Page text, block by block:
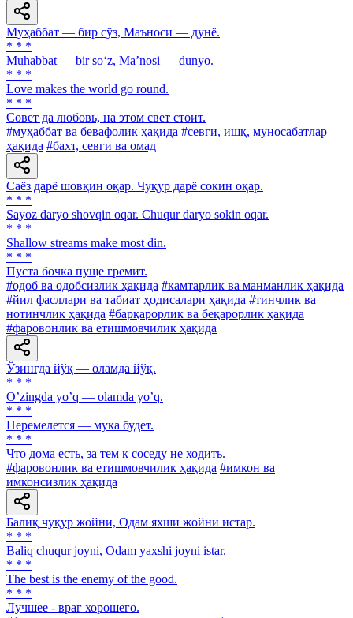
Муҳаббат — бир сўз, Маъноси — дунё.
* * *
Muhabbat — bir so‘z, Ma’nosi — dunyo.
* * *
Love makes the world go round.
* * *
Совет да любовь, на этом свет стоит.
#муҳаббат ва бевафолик ҳақида #севги, ишқ, муносабатлар
ҳақида #бахт, севги ва омад
Саёз дарё шовқин оқар. Чуқур дарё сокин оқар.
* * *
Sayoz daryo shovqin oqar. Chuqur daryo sokin oqar.
* * *
Shallow streams make most din.
* * *
Пуста бочка пуще гремит.
#одоб ва одобсизлик ҳақида #камтарлик ва манманлик ҳақида
#йил фасллари ва табиат ҳодисалари ҳақида #тинчлик ва
нотинчлик ҳақида #барқарорлик ва беқарорлик ҳақида
#фаровонлик ва етишмовчилик ҳақида
Ўзингда йўқ — оламда йўқ.
* * *
Oʼzingda yoʼq — olamda yoʼq.
* * *
Перемелется — мука будет.
* * *
Что дома есть, за тем к соседу не ходить.
#фаровонлик ва етишмовчилик ҳақида #имкон ва
имконсизлик ҳақида
Балиқ чуқур жойни, Одам яхши жойни истар.
* * *
Baliq chuqur joyni, Odam yaxshi joyni istar.
* * *
The best is the enemy of the good.
* * *
Лучшее - враг хорошего.